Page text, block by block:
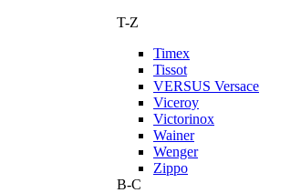
T-Z
Timex
Tissot
VERSUS Versace
Viceroy
Victorinox
Wainer
Wenger
Zippo
В-С